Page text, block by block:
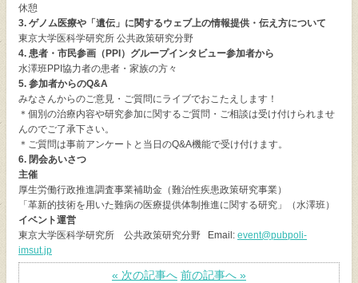
休憩
3. ゲノム医療や「遺伝」に関するウェブ上の情報提供・伝え方について
東京大学医科学研究所 公共政策研究分野
4. 患者・市民参画（PPI）グループインタビュー参加者から
水澤班PPI協力者の患者・家族の方々
5. 参加者からのQ&A
みなさんからのご意見・ご質問にライブでおこたえします！
＊個別の治療内容や研究参加に関するご質問・ご相談は受け付けられませ
んのでご了承下さい。
＊ご質問は事前アンケートと当日のQ&A機能で受け付けます。
6. 閉会あいさつ
主催
厚生労働行政推進調査事業補助金（難治性疾患政策研究事業）
「革新的技術を用いた難病の医療提供体制推進に関する研究」（水澤班）
イベント運営
東京大学医科学研究所 公共政策研究分野 Email: event@pubpoli-
imsut.jp
« 次の記事へ 前の記事へ »